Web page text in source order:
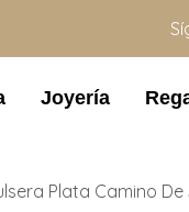
Joyería
Plata Camino